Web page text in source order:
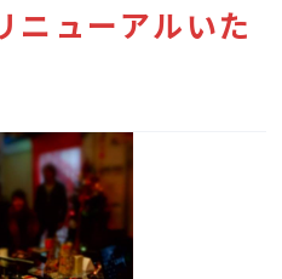
ニューアルいた